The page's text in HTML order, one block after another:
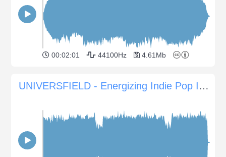
00:02:01 44100Hz 4.61Mb
UNIVERSFIELD - Energizing Indie Pop Inspiration